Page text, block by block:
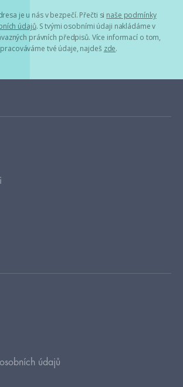
je u nás v bezpečí. Přečti si naše podmínky
údajů. S tvými osobními údaji nakládáme v
právních předpisů. Více informací o tom,
tvé údaje, najdeš zde.
údajů